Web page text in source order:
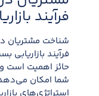
فرآیند
شناخت مشتریان
فرآیند بازاریابی
حائز اهمیت است
شما امکان